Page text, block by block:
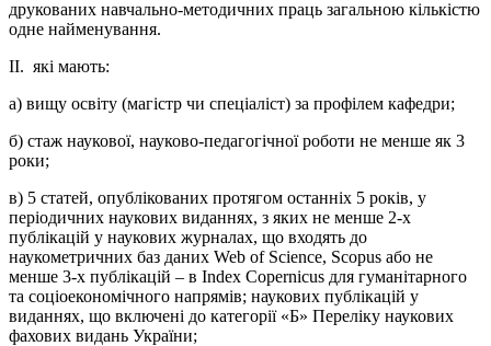
друкованих навчально-методичних праць загальною кількістю
одне найменування.
ІІ. які мають:
а) вищу освіту (магістр чи спеціаліст) за профілем кафедри;
б) стаж наукової, науково-педагогічної роботи не менше як 3
роки;
в) 5 статей, опублікованих протягом останніх 5 років, у
періодичних наукових виданнях, з яких не менше 2-х
публікацій у наукових журналах, що входять до
наукометричних баз даних Web of Science, Scopus або не
менше 3-х публікацій – в Index Сореrnicus для гуманітарного
та соціоекономічного напрямів; наукових публікацій у
виданнях, що включені до категорії «Б» Переліку наукових
фахових видань України;